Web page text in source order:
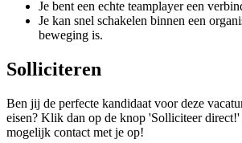
Je bent een echte teamplayer een
Je kan snel schakelen binnen een
beweging is.
Solliciteren
Ben jij de perfecte kandidaat voor deze
eisen? Klik dan op de knop 'Solliciteer direct!'
mogelijk contact met je op!